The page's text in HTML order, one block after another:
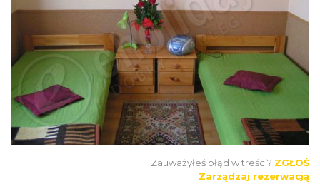
Zauważyłeś błąd w treści? ZGŁOŚ
Zarządzaj rezerwacją